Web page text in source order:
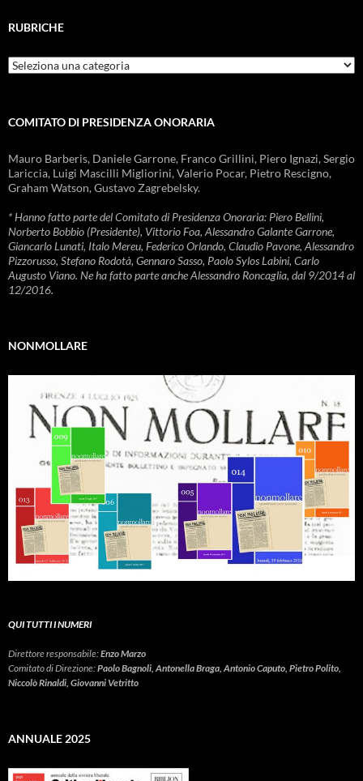
RUBRICHE
Rubriche
COMITATO DI PRESIDENZA ONORARIA
Mauro Barberis, Daniele Garrone, Franco Grillini, Piero Ignazi, Sergio
Lariccia, Luigi Mascilli Migliorini, Valerio Pocar, Pietro Rescigno,
Graham Watson, Gustavo Zagrebelsky.
* Hanno fatto parte del Comitato di Presidenza Onoraria: Piero Bellini,
Norberto Bobbio (Presidente), Vittorio Foa, Alessandro Galante Garrone,
Giancarlo Lunati, Italo Mereu, Federico Orlando, Claudio Pavone, Alessandro
Pizzorusso, Stefano Rodotà, Gennaro Sasso, Paolo Sylos Labini, Carlo
Augusto Viano. Ne ha fatto parte anche Alessandro Roncaglia, dal 9/2014 al
12/2016.
NONMOLLARE
QUI TUTTI I NUMERI
Direttore responsabile:Enzo Marzo
Comitato di Direzione:Paolo Bagnoli, Antonella Braga, Antonio Caputo, Pietro Polito,
Niccolò Rinaldi, Giovanni Vetritto
ANNUALE 2025